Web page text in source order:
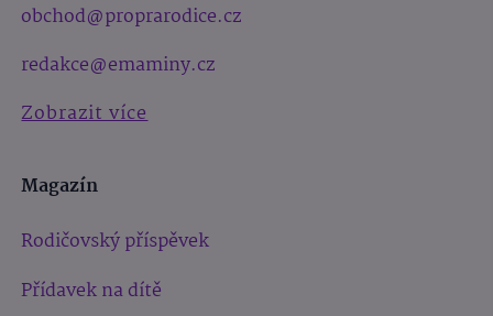
obchod@proprarodice.cz
redakce@emaminy.cz
Zobrazit více
Magazín
Rodičovský příspěvek
Přídavek na dítě